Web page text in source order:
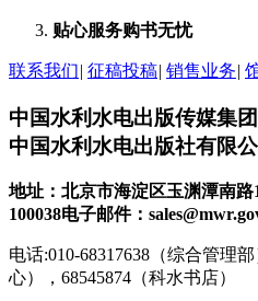
贴心服务购书无忧
联系我们| 征稿投稿| 销售业务|
中国水利水电出版传媒集
中国水利水电出版社有限
地址：北京市海淀区玉渊潭南路
100038电子邮件：
电话:010-68317638（综合管理
心），68545874（科水书店）